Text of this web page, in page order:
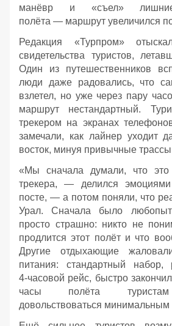
манёвр и «съел»
полёта — маршрут увеличился
Редакция «Турпром»
свидетельства туристов,
Один из путешественников
люди даже радовались, что
взлетел, но уже через пару
маршрут нестандартный.
трекером на экранах
замечали, как лайнер уходит
восток, минуя привычные
«Мы сначала думали, что это
трекера, — делился
посте, — а потом поняли, что
Урал. Сначала было
просто страшно: никто не
продлится этот полёт и что
Другие отдыхающие
питания: стандартный набор,
4‑часовой рейс, быстро
часы полёта туристам
довольствоваться минимальным